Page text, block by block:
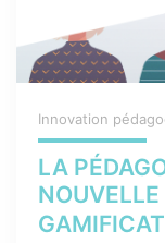
Innovation
LA